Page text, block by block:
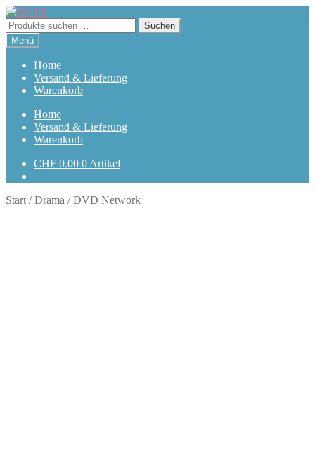
Zur
Navigation
springen
Zum
Inhalt
springen
Suchen
nach:
Suchen
Menü
Home
Versand & Lieferung
Warenkorb
Home
Versand & Lieferung
Warenkorb
CHF 0.00 0 Artikel
Start /Drama /DVD Network